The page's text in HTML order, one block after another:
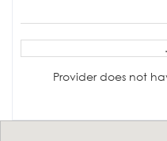
Provider does not